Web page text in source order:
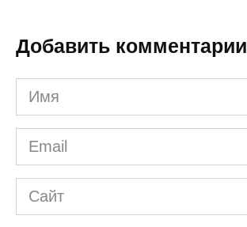
Добавить комментарии
Имя
*
Email
*
Сайт